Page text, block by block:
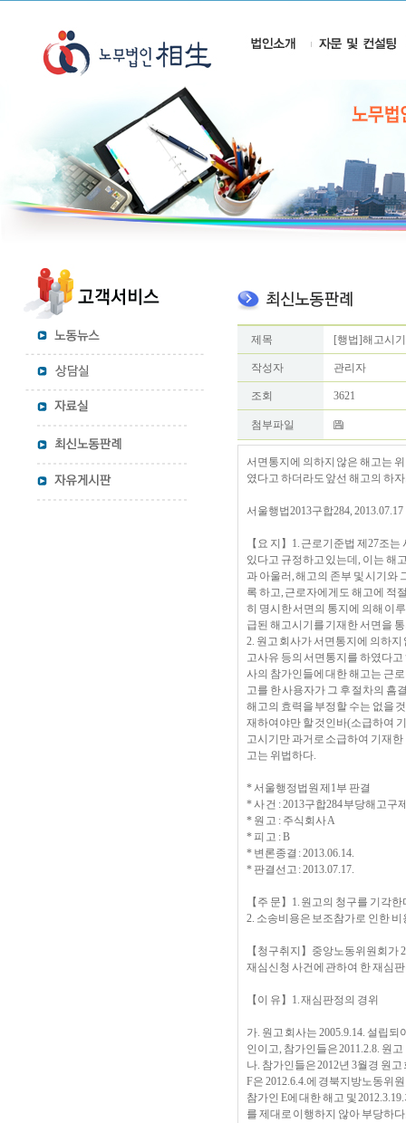
제목 [행법]해고시
작성자 관리자
조회 3621
첨부파일
서면통지에 의하지 않은 해고는
였다고 하더라도 앞선 해고의 하
서울행법2013구합284, 2013.07.17
【요 지】1. 근로기준법 제27조
있다고 규정하고 있는데, 이는 해
과 아울러, 해고의 존부 및 시기와
록 하고, 근로자에게도 해고에 적
히 명시한 서면의 통지에 의해 이
급된 해고시기를 기재한 서면을
2. 원고 회사가 서면통지에 의하
고사유 등의 서면통지를 하였다
사의 참가인들에 대한 해고는 근
고를 한 사용자가 그 후 절차의 흠
해고의 효력을 부정할 수는 없을
재하여야만 할 것인바(소급하여
고시기만 과거로 소급하여 기재
고는 위법하다.
* 서울행정법원 제1부 판결
* 사 건 : 2013구합284 부당해고구
* 원 고 : 주식회사 A
* 피 고 : B
* 변론종결 : 2013.06.14.
* 판결선고 : 2013.07.17.
【주 문】1. 원고의 청구를 기각한
2. 소송비용은 보조참가로 인한
【청구취지】중앙노동위원회가
재심신청 사건에 관하여 한 재심
【이 유】1. 재심판정의 경위
가. 원고 회사는 2005.9.14. 설립
인이고, 참가인들은 2011.2.8. 원
나. 참가인들은 2012년 3월경 원
F은 2012.6.4.에 경북지방노동위
참가인 E에 대한 해고 및
를 제대로 이행하지 않아 부당하